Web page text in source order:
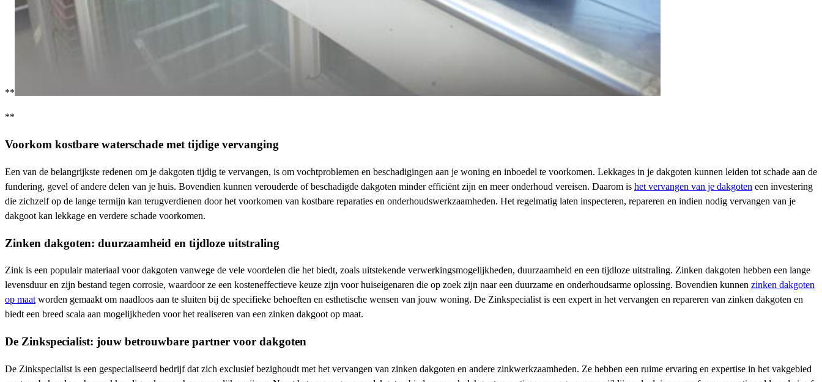
**
**
Voorkom kostbare waterschade met tijdige vervanging
Een van de belangrijkste redenen om je dakgoten tijdig te vervangen, is om vochtproblemen en beschadigingen aan je woning en inboedel te voorkomen. Lekkages in je dakgoten kunnen leiden tot schade aan de
fundering, gevel of andere delen van je huis. Bovendien kunnen verouderde of beschadigde dakgoten minder efficiënt zijn en meer onderhoud vereisen. Daarom is het vervangen van je dakgoten een investering
die zichzelf op de lange termijn kan terugverdienen door het voorkomen van kostbare reparaties en onderhoudswerkzaamheden. Het regelmatig laten inspecteren, repareren en indien nodig vervangen van je
dakgoot kan lekkage en verdere schade voorkomen.
Zinken dakgoten: duurzaamheid en tijdloze uitstraling
Zink is een populair materiaal voor dakgoten vanwege de vele voordelen die het biedt, zoals uitstekende verwerkingsmogelijkheden, duurzaamheid en een tijdloze uitstraling. Zinken dakgoten hebben een lange
levensduur en zijn bestand tegen corrosie, waardoor ze een kosteneffectieve keuze zijn voor huiseigenaren die op zoek zijn naar een duurzame en onderhoudsarme oplossing. Bovendien kunnen zinken dakgoten
op maat worden gemaakt om naadloos aan te sluiten bij de specifieke behoeften en esthetische wensen van jouw woning. De Zinkspecialist is een expert in het vervangen en repareren van zinken dakgoten en
biedt een breed scala aan mogelijkheden voor het realiseren van een zinken dakgoot op maat.
De Zinkspecialist: jouw betrouwbare partner voor dakgoten
De Zinkspecialist is een gespecialiseerd bedrijf dat zich exclusief bezighoudt met het vervangen van zinken dakgoten en andere zinkwerkzaamheden. Ze hebben een ruime ervaring en expertise in het vakgebied